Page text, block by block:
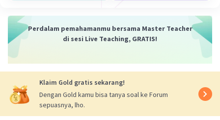
tersebut mengendap dan membatu,
hingga jadilah batuan sedimen.
pembentukan batuan dan meliputi sekitar 75%
dari permukaan bumi. Contoh batuan sedimen
umum meliputi batu kapur, batu pasir, dan
lempung.
Perdalam pemahamanmu bersama Master Teacher
di sesi Live Teaching, GRATIS!
Klaim Gold gratis sekarang!
Dengan Gold kamu bisa tanya soal ke Forum
sepuasnya, lho.